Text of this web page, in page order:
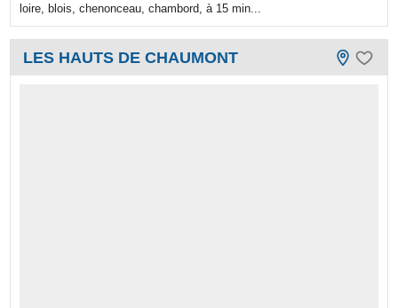
loire, blois, chenonceau, chambord, à 15 min...
LES HAUTS DE CHAUMONT